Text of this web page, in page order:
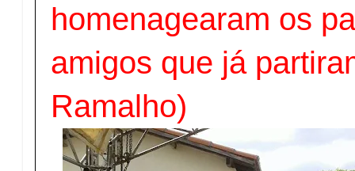
homenagearam os
amigos que já
Ramalho)